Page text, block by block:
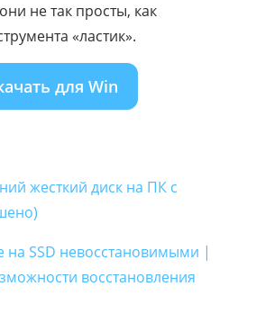
не так просты, как
«ластик».
для Win
жесткий диск на ПК с
на SSD невосстановимыми |
восстановления